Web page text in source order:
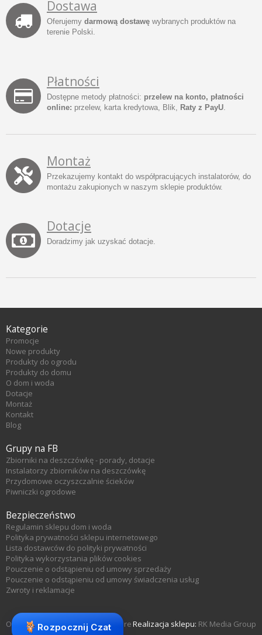
Dostawa
Oferujemy darmową dostawę wybranych produktów na
terenie Polski.
Płatności
Dostępne metody płatności: przelew na konto, płatności
online: przelew, karta kredytowa, Blik, Raty z PayU.
Montaż
Przekazujemy kontakt do współpracujących instalatorów, do
montażu zakupionych w naszym sklepie produktów.
Dotacje
Doradzimy jak uzyskać dotacje.
Kategorie
Promocje
Nowe produkty
Produkty do ogrodu
Produkty do domu
O dom i woda
Dotacje
Montaż
Kontakt
Blog
Grupy na FB
Zbiorniki na deszczówkę - porady, dotacje
Instalatorzy zbiorników na deszczówkę
Przydomowe oczyszczalnie ścieków
Piwniczki ogrodowe
Bezpieczeństwo
Regulamin sklepu dom i woda
Polityka prywatności sklepu internetowego
Lista dostawców do polityki prywatności
Polityka wykorzystania plików cookies
Pouczenie o odstąpieniu od umowy sprzedaży
Pouczenie o odstąpieniu od umowy świadczenia usług
Zwroty i reklamacje
Realizacja sklepu: RK Media Group
Oprogramowanie sklepu KQS.store
Rozpocznij Czat